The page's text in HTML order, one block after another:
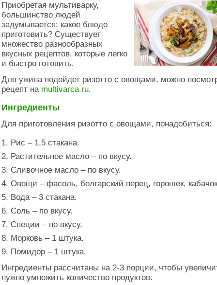
Приобретая мультиварку,
большинство людей
задумывается: какое блюдо
приготовить? Существует
множество разнообразных
вкусных рецептов, которые легко
и быстро готовить.
Для ужина подойдет ризотто с овощами, можно
рецепт на multivarca.ru.
Ингредиенты
Для приготовления ризотто с овощами, понадобиться:
Рис – 1,5 стакана.
Растительное масло – по вкусу.
Сливочное масло – по вкусу.
Овощи – фасоль, болгарский перец, горошек,
Вода – 3 стакана.
Соль – по вкусу.
Специи – по вкусу.
Морковь – 1 штука.
Помидор – 1 штука.
Ингредиенты рассчитаны на 2-3 порции, чтобы
нужно умножить количество продуктов.